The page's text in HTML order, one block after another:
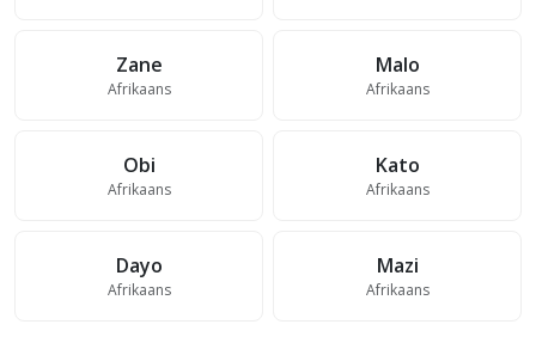
Zane
Afrikaans
Malo
Afrikaans
Obi
Afrikaans
Kato
Afrikaans
Dayo
Afrikaans
Mazi
Afrikaans